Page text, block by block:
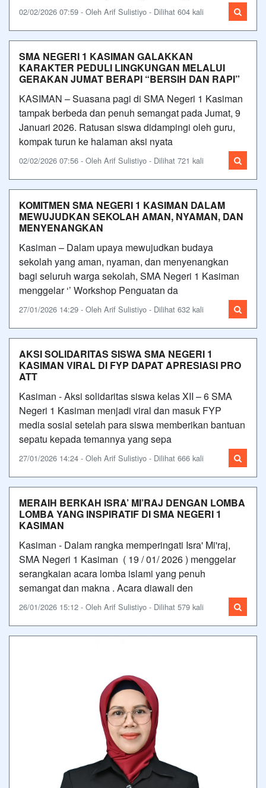
02/02/2026 07:59 - Oleh Arif Sulistiyo - Dilihat 604 kali
SMA NEGERI 1 KASIMAN GALAKKAN
KARAKTER PEDULI LINGKUNGAN MELALUI
GERAKAN JUMAT BERAPI “BERSIH DAN RAPI”
KASIMAN – Suasana pagi di SMA Negeri 1 Kasiman
tampak berbeda dan penuh semangat pada Jumat, 9
Januari 2026. Ratusan siswa didampingi oleh guru,
kompak turun ke halaman aksi nyata
02/02/2026 07:56 - Oleh Arif Sulistiyo - Dilihat 721 kali
KOMITMEN SMA NEGERI 1 KASIMAN DALAM
MEWUJUDKAN SEKOLAH AMAN, NYAMAN, DAN
MENYENANGKAN
Kasiman – Dalam upaya mewujudkan budaya
sekolah yang aman, nyaman, dan menyenangkan
bagi seluruh warga sekolah, SMA Negeri 1 Kasiman
menggelar ‘’ Workshop Penguatan da
27/01/2026 14:29 - Oleh Arif Sulistiyo - Dilihat 632 kali
AKSI SOLIDARITAS SISWA SMA NEGERI 1
KASIMAN VIRAL DI FYP DAPAT APRESIASI PRO
ATT
Kasiman - Aksi solidaritas siswa kelas XII – 6 SMA
Negeri 1 Kasiman menjadi viral dan masuk FYP
media sosial setelah para siswa memberikan bantuan
sepatu kepada temannya yang sepa
27/01/2026 14:24 - Oleh Arif Sulistiyo - Dilihat 666 kali
MERAIH BERKAH ISRA’ MI’RAJ DENGAN LOMBA
LOMBA YANG INSPIRATIF DI SMA NEGERI 1
KASIMAN
Kasiman - Dalam rangka memperingati Isra' Mi'raj,
SMA Negeri 1 Kasiman ( 19 / 01/ 2026 ) menggelar
serangkaian acara lomba islami yang penuh
semangat dan makna . Acara diawali den
26/01/2026 15:12 - Oleh Arif Sulistiyo - Dilihat 579 kali